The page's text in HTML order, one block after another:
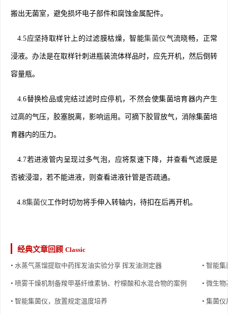
搬出无菌室，避免损坏电子部件和腐蚀金属配件。
4.5应坚持取样针上的过滤膜枯燥，智能集菌仪气流晓畅，正常
浸液。办法是在取样针刺进瓶装流体样品时，应先开机，然后倒转
容量瓶。
4.6替换检品或完结过滤时应停机，不然会使集菌培育器内产生
过高的气压，胶塞脱离，影响运用。可摘下胶冒放气，消除集菌培
育器内的压力。
4.7若进液管内呈现过多气泡，应将泵速下降，并查看气滤膜是
否被浸湿，若不能进液，则查看进液针管是否疏通。
4.8集菌仪工作时切勿将手伸入转轴内，待扣在后再开机。
经典文章回顾 Classic
• 水蒸气蒸馏提取中药挥发油实验分享 挥发油测定器 • 智能
• 喷雾干燥机制备羧甲基纤维素钠、柠檬酸和水混合物的案例 • 微生
• 智能集菌仪，放置规定温度培养 • 集菌